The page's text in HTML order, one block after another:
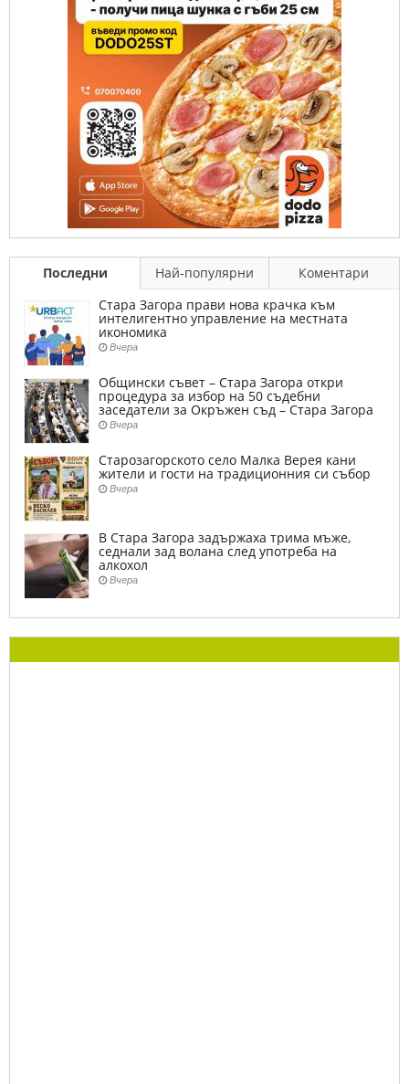
Последни Най-популярни
Коментари
Стара Загора прави нова крачка към
интелигентно управление на местната
икономика
Вчера
Общински съвет – Стара Загора откри
процедура за избор на 50 съдебни
заседатели за Окръжен съд – Стара Загора
Вчера
Старозагорското село Малка Верея кани
жители и гости на традиционния си събор
Вчера
В Стара Загора задържаха трима мъже,
седнали зад волана след употреба на
алкохол
Вчера